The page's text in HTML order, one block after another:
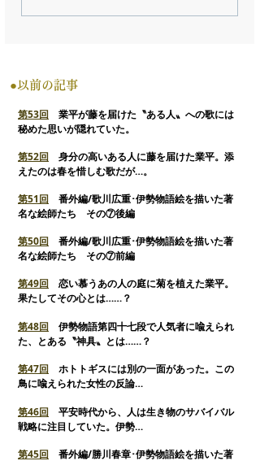
●以前の記事
第53回
業平が藤を届けた〝ある人〟への歌には
秘めた思いが隠れていた。
第52回
身分の高いある人に藤を届けた業平。添
えたのは春を惜しむ歌だが…。
第51回
番外編/歌川広重･伊勢物語絵を描いた著
名な絵師たち その⑦後編
第50回
番外編/歌川広重･伊勢物語絵を描いた著
名な絵師たち その⑦前編
第49回
恋い慕うあの人の庭に菊を植えた業平。
果たしてその心とは……？
第48回
伊勢物語第四十七段で人気者に喩えられ
た、とある〝神具〟とは……？
第47回
ホトトギスには別の一面があった。この
鳥に喩えられた女性の反論…
第46回
平安時代から、人は生き物のサバイバル
戦略に注目していた。伊勢…
第45回 番外編/勝川春章･伊勢物語絵を描いた著